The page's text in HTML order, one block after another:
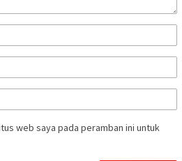
web saya pada peramban ini untuk